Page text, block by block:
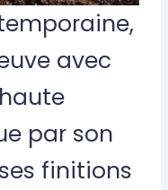
avec
par son
finitions